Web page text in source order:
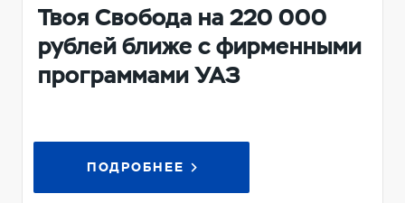
Твоя Свобода на 220 000
рублей ближе с фирменными
программами УАЗ
ПОДРОБНЕЕ